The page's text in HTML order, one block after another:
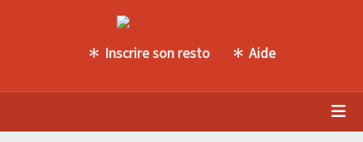
Inscrire son resto Aide